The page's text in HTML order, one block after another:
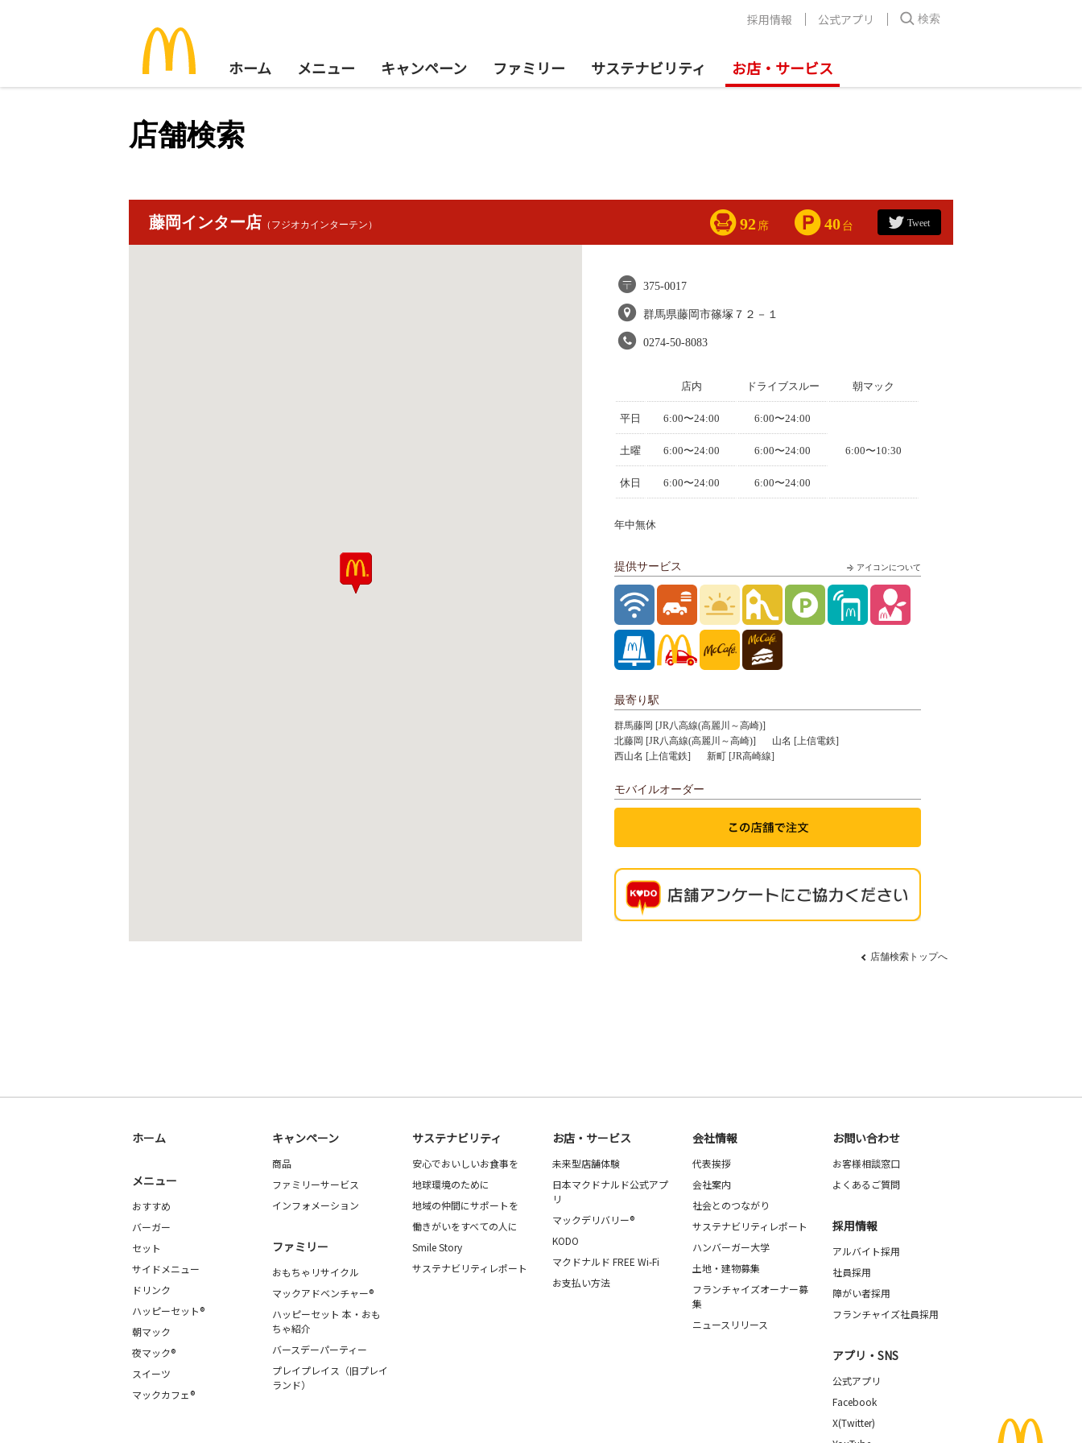
ホーム メニュー キャンペーン ファミリー サステナビリティ お店・サービス
採用情報 公式アプリ 検索
店舗検索
藤岡インター店 （フジオカインターテン） 92 席 40 台 Tweet
375-0017
群馬県藤岡市篠塚７２－１
0274-50-8083
店内 ドライブスルー 朝マック
平日 6:00〜24:00 6:00〜24:00
6:00〜10:30
土曜 6:00〜24:00 6:00〜24:00
休日 6:00〜24:00 6:00〜24:00
年中無休
アイコンについて
提供サービス
最寄り駅
群馬藤岡 [JR八高線(高麗川～高崎)]
北藤岡 [JR八高線(高麗川～高崎)]
山名 [上信電鉄]
西山名 [上信電鉄]
新町 [JR高崎線]
モバイルオーダー
店舗検索トップへ
ホーム
メニュー
おすすめ
バーガー
セット
サイドメニュー
ドリンク
ハッピーセット®
朝マック
夜マック®
スイーツ
マックカフェ®
キャンペーン
商品
ファミリーサービス
インフォメーション
ファミリー
おもちゃリサイクル
マックアドベンチャー®
ハッピーセット 本・おも
ちゃ紹介
バースデーパーティー
プレイプレイス（旧プレイ
ランド）
サステナビリティ
安心でおいしいお食事を
地球環境のために
地域の仲間にサポートを
働きがいをすべての人に
Smile Story
サステナビリティレポート
お店・サービス
未来型店舗体験
日本マクドナルド公式アプ
リ
マックデリバリー®
KODO
マクドナルド FREE Wi-Fi
お支払い方法
会社情報
代表挨拶
会社案内
社会とのつながり
サステナビリティレポート
ハンバーガー大学
土地・建物募集
フランチャイズオーナー募
集
ニュースリリース
お問い合わせ
お客様相談窓口
よくあるご質問
採用情報
アルバイト採用
社員採用
障がい者採用
フランチャイズ社員採用
アプリ・SNS
公式アプリ
Facebook
X(Twitter)